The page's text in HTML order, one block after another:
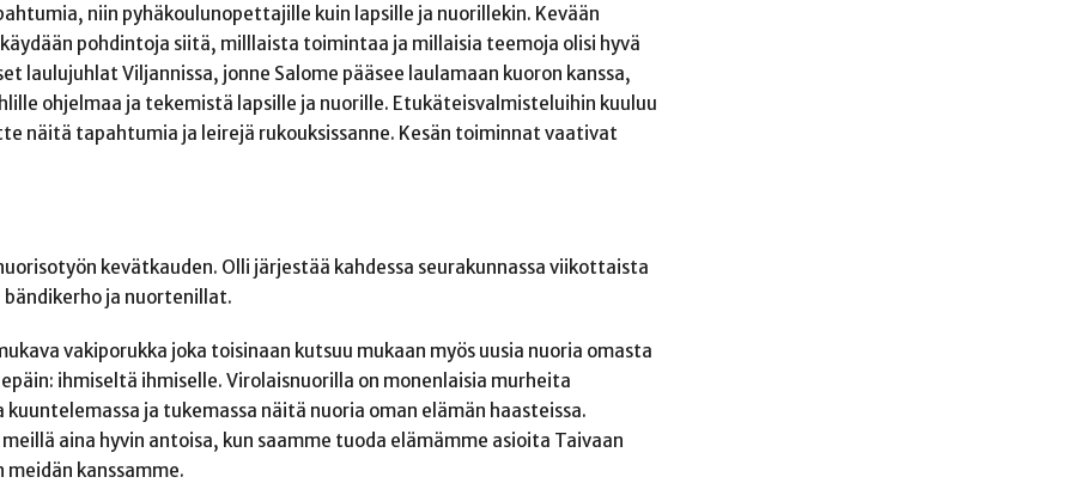
niin pyhäkoulunopettajille kuin lapsille ja nuorillekin. Kevään
pohdintoja siitä, milllaista toimintaa ja millaisia teemoja olisi hyvä
laulujuhlat Viljannissa, jonne Salome pääsee laulamaan kuoron kanssa,
ohjelmaa ja tekemistä lapsille ja nuorille. Etukäteisvalmisteluihin kuuluu
näitä tapahtumia ja leirejä rukouksissanne. Kesän toiminnat vaativat
kevätkauden. Olli järjestää kahdessa seurakunnassa viikottaista
ja nuortenillat.
vakiporukka joka toisinaan kutsuu mukaan myös uusia nuoria omasta
ihmiseltä ihmiselle. Virolaisnuorilla on monenlaisia murheita
ja tukemassa näitä nuoria oman elämän haasteissa.
aina hyvin antoisa, kun saamme tuoda elämämme asioita Taivaan
kanssamme.